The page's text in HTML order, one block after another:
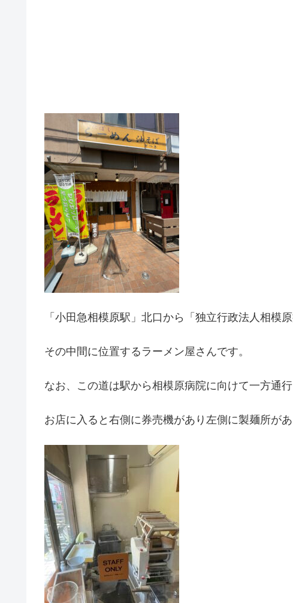
「小田急相模原駅」北口から「独立行政法人相模
その中間に位置するラーメン屋さんです。
なお、この道は駅から相模原病院に向けて一方通
お店に入ると右側に券売機があり左側に製麺所が